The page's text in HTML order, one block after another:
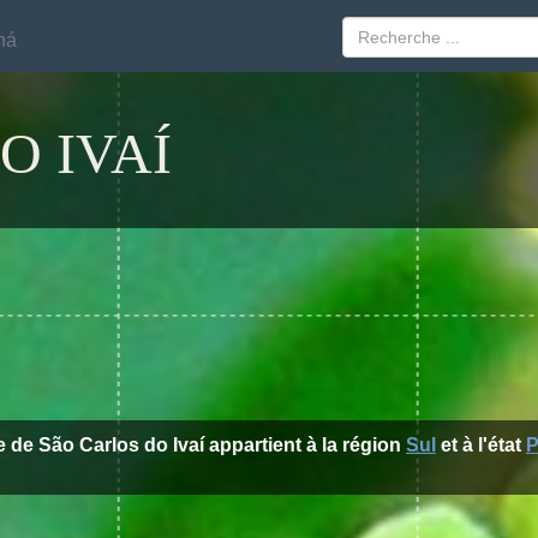
IVAÍ
de São Carlos do Ivaí appartient à la région Sul et à l'état